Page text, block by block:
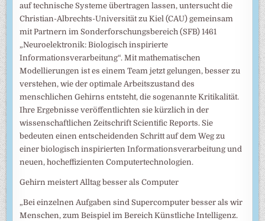
auf technische Systeme übertragen lassen, untersucht die
Christian-Albrechts-Universität zu Kiel (CAU) gemeinsam
mit Partnern im Sonderforschungsbereich (SFB) 1461
„Neuroelektronik: Biologisch inspirierte
Informationsverarbeitung“. Mit mathematischen
Modellierungen ist es einem Team jetzt gelungen, besser zu
verstehen, wie der optimale Arbeitszustand des
menschlichen Gehirns entsteht, die sogenannte Kritikalität.
Ihre Ergebnisse veröffentlichten sie kürzlich in der
wissenschaftlichen Zeitschrift Scientific Reports. Sie
bedeuten einen entscheidenden Schritt auf dem Weg zu
einer biologisch inspirierten Informationsverarbeitung und
neuen, hocheffizienten Computertechnologien.
Gehirn meistert Alltag besser als Computer
„Bei einzelnen Aufgaben sind Supercomputer besser als wir
Menschen, zum Beispiel im Bereich Künstliche Intelligenz.